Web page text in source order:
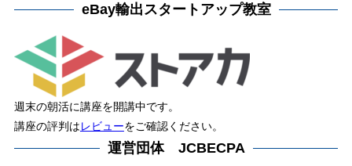
eBay輸出スタートアップ教室
週末の朝活に講座を開講中です。
講座の評判はレビューをご確認ください。
運営団体 JCBECPA